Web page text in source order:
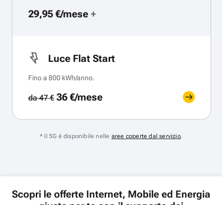
29,95 €/mese +
Luce Flat Start
Fino a 800 kWh/anno.
da 47 €36 €/mese
* Il 5G è disponibile nelle aree coperte dal servizio.
Scopri le offerte Internet, Mobile ed Energia